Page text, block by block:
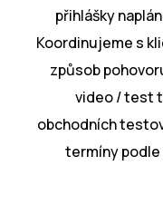
přihlášky
Koordinujeme s
způsob
video / test
obchodních
termíny